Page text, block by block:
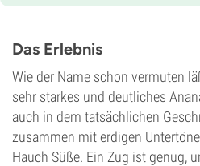
7-8 wochen
18%
CBD
Gering
Blütentyp
Photoperiodisch
Das Erlebnis
Wie der Name schon vermuten
sehr starkes und deutliches
auch in dem tatsächlichen
zusammen mit erdigen
Hauch Süße. Ein Zug ist genug,